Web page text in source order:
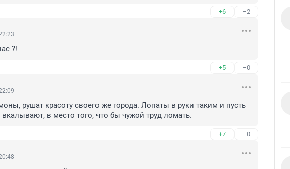
+6 –2
?!
+5 –0
рушат красоту своего же города. Лопаты в руки таким и пусть
вкалывают, в место того, что бы чужой труд ломать.
+7 –0